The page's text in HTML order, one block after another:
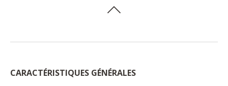
CARACTÉRISTIQUES GÉNÉRALES